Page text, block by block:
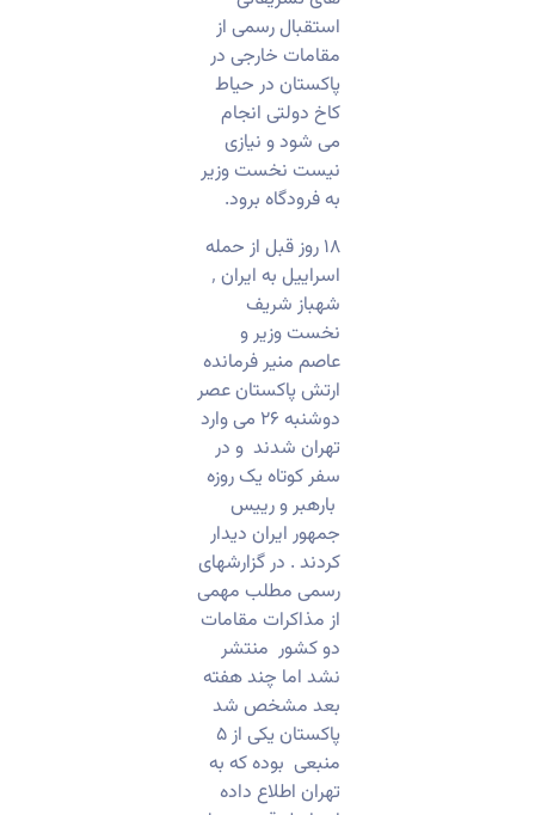
استقبال رسمی از
مقامات خارجی در
پاکستان در حیاط
کاخ دولتی انجام
می شود و نیازی
نیست نخست وزیر
به فرودگاه برود.
۱۸ روز قبل از حمله
اسراییل به ایران ٬
شهباز شریف
نخست وزیر و
عاصم منیر فرمانده
ارتش پاکستان عصر
دوشنبه ۲۶ می وارد
تهران شدند و در
سفر کوتاه یک روزه
بارهبر و رییس
جمهور ایران دیدار
کردند . در گزارشهای
رسمی مطلب مهمی
از مذاکرات مقامات
دو کشور منتشر
نشد اما چند هفته
بعد مشخص شد
پاکستان یکی از ۵
منبعی بوده که به
تهران اطلاع داده